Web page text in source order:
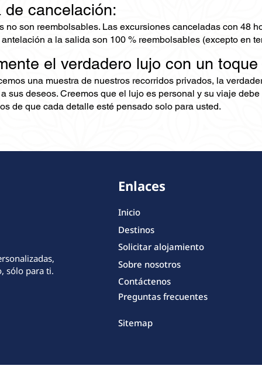
de cancelación:
no son reembolsables. Las excursiones canceladas con 48
a la salida son 100 % reembolsables (excepto en
el verdadero lujo con un
una muestra de nuestros recorridos privados, la
sus deseos. Creemos que el lujo es personal y su viaje
de que cada detalle esté pensado solo para usted.
sólo para ti.
Enlaces
Inicio
Destinos
Solicitar alojamiento
Sobre nosotros
Contáctenos
Preguntas frecuentes
Sitemap